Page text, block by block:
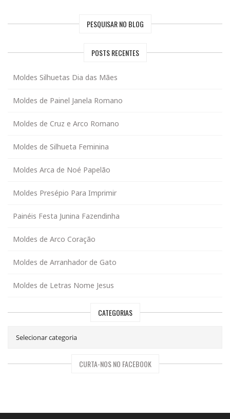
PESQUISAR NO BLOG
POSTS RECENTES
Moldes Silhuetas Dia das Mães
Moldes de Painel Janela Romano
Moldes de Cruz e Arco Romano
Moldes de Silhueta Feminina
Moldes Arca de Noé Papelão
Moldes Presépio Para Imprimir
Painéis Festa Junina Fazendinha
Moldes de Arco Coração
Moldes de Arranhador de Gato
Moldes de Letras Nome Jesus
CATEGORIAS
CURTA-NOS NO FACEBOOK